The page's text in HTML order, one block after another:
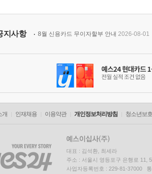
지사항 8월 신용카드 무이자할부 안내 2026-08-01
개 인재채용 이용약관 개인정보처리방침 청소년보
대표 : 김석환, 최세라
주소 : 서울시 영등포구 은행로 11,
사업자등록번호 : 229-81-37000